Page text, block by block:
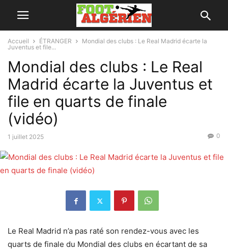
Accueil ÉTRANGER
Mondial des clubs : Le Real Madrid écarte la
Juventus et file...
Mondial des clubs : Le Real
Madrid écarte la Juventus et
file en quarts de finale
(vidéo)
1 juillet 2025 0
Le Real Madrid n’a pas raté son rendez-vous avec les
quarts de finale du Mondial des clubs en écartant de sa